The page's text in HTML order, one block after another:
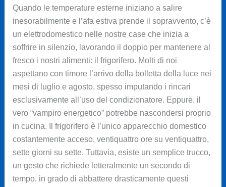
Quando le temperature esterne iniziano a salire
inesorabilmente e l’afa estiva prende il sopravvento, c’è
un elettrodomestico nelle nostre case che inizia a
soffrire in silenzio, lavorando il doppio per mantenere al
fresco i nostri alimenti: il frigorifero. Molti di noi
aspettano con timore l’arrivo della bolletta della luce nei
mesi di luglio e agosto, spesso imputando i rincari
esclusivamente all’uso del condizionatore. Eppure, il
vero “vampiro energetico” potrebbe nascondersi proprio
in cucina. Il frigorifero è l’unico apparecchio domestico
costantemente acceso, ventiquattro ore su ventiquattro,
sette giorni su sette. Tuttavia, esiste un semplice trucco,
un gesto che richiede letteralmente un secondo di
tempo, in grado di abbattere drasticamente questi